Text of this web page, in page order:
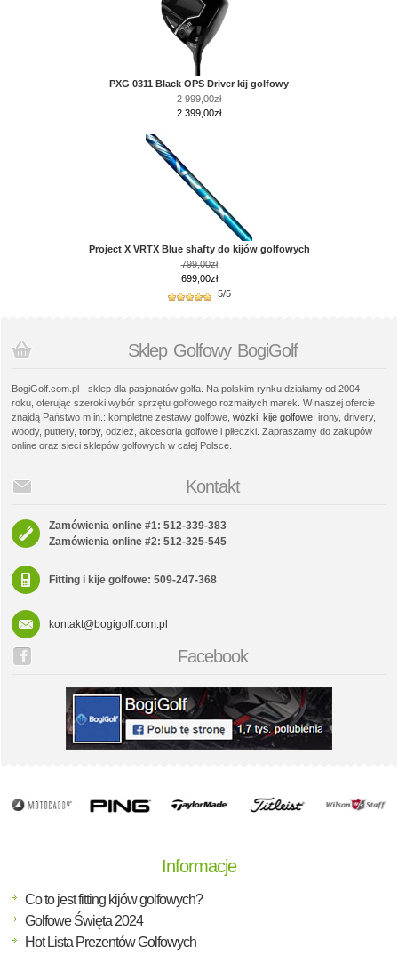
PXG 0311 Black OPS Driver kij golfowy
2 999,00zł
2 399,00zł
Project X VRTX Blue shafty do kijów golfowych
799,00zł
699,00zł
5/5
Sklep Golfowy BogiGolf
BogiGolf.com.pl - sklep dla pasjonatów golfa. Na polskim rynku działamy od 2004
roku, oferując szeroki wybór sprzętu golfowego rozmaitych marek. W naszej ofercie
znajdą Państwo m.in.: kompletne zestawy golfowe, wózki kije golfowe , irony, drivery,
woody, puttery, torby, odzież, akcesoria golfowe i piłeczki. Zapraszamy do zakupów
online oraz sieci sklepów golfowych w całej Polsce.
Kontakt
Zamówienia online #1: 512-339-383
Zamówienia online #2: 512-325-545
Fitting i kije golfowe: 509-247-368
kontakt@bogigolf.com.pl
Facebook
Informacje
Co to jest fitting kijów golfowych?
Golfowe Święta 2024
Hot Lista Prezentów Golfowych